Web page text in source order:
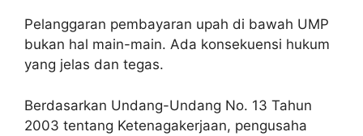
Pelanggaran pembayaran upah di bawah UMP
bukan hal main-main. Ada konsekuensi hukum
yang jelas dan tegas.
Berdasarkan Undang-Undang No. 13 Tahun
2003 tentang Ketenagakerjaan, pengusaha